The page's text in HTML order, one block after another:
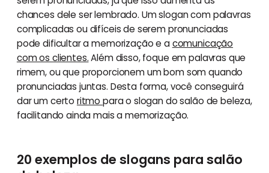
chances dele ser lembrado. Um slogan com palavras
complicadas ou difíceis de serem pronunciadas
pode dificultar a memorização e acomunicação
com os clientes.Além disso, foque em palavras que
rimem, ou que proporcionem um bom som quando
pronunciadas juntas. Desta forma, você conseguirá
dar um certo ritmo para o slogan do salão de beleza,
facilitando ainda mais a memorização.
20 exemplos de slogans para salão